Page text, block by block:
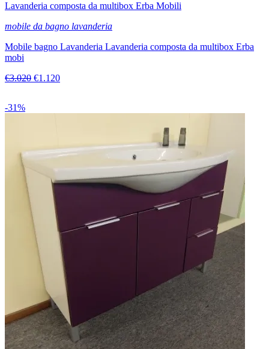
Lavanderia composta da multibox Erba Mobili
mobile da bagno lavanderia
Mobile bagno Lavanderia Lavanderia composta da multibox Erba
mobi
€3.020 €1.120
-31%